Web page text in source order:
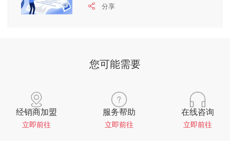
分享
您可能需要
经销商加盟
立即前往
服务帮助
立即前往
在线咨询
立即前往